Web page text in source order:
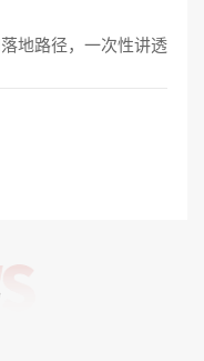
地路径，一次性讲透